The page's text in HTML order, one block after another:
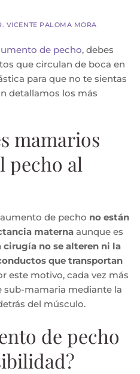
VICENTE PALOMA MORA
de pecho, debes
que circulan de boca en
para que no te sientas
detallamos los más
mamarios
pecho al
de pecho no están
materna aunque es
cirugía no se alteren ni la
que transportan
este motivo, cada vez más
sub-mamaria mediante la
del músculo.
de pecho